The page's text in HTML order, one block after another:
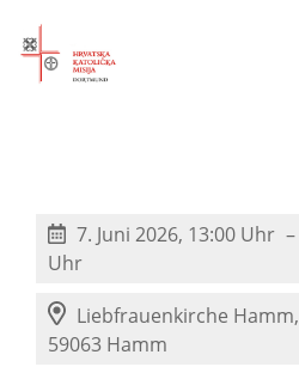
7. Juni 2026, 13:00 Uhr
Uhr
Liebfrauenkirche Hamm,
59063 Hamm